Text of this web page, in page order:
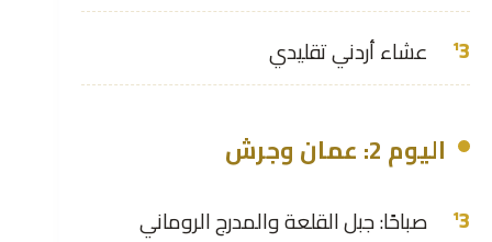
عشاء أردني تقليدي
اليوم 2: عمان وجرش
صباحًا: جبل القلعة والمدرج الروماني